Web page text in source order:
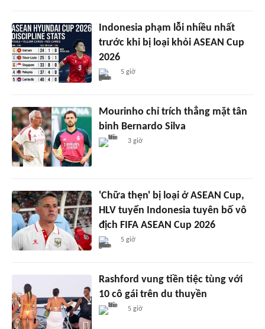
Indonesia phạm lỗi nhiều nhất
trước khi bị loại khỏi ASEAN Cup
2026
5 giờ
Mourinho chỉ trích thẳng mặt tân
binh Bernardo Silva
3 giờ
'Chữa thẹn' bị loại ở ASEAN Cup,
HLV tuyển Indonesia tuyên bố vô
địch FIFA ASEAN Cup 2026
5 giờ
Rashford vung tiền tiệc tùng với
10 cô gái trên du thuyền
5 giờ